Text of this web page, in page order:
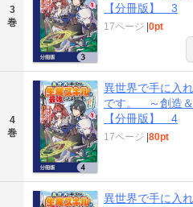
3
巻
【分冊版】 3
17ページ |0pt
4
巻
異世界で手に入
です。 ～創造＆
【分冊版】 4
17ページ |80pt
異世界で手に入